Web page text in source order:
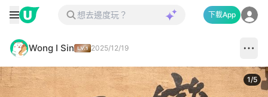
下載App
Wong I Sin 2025/12/19
1/5